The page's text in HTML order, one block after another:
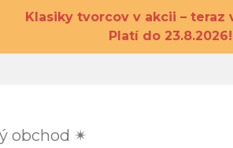
Klasiky tvorcov v akcii – teraz
Platí do 23.8.2026!
obchod ✴